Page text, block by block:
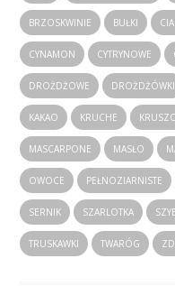
BRZOSKWINIE BUŁKI
CYNAMON CYTRYNOWE
DROŻDŻOWE DROŻDŻÓWKI
KAKAO KRUCHE
MASCARPONE MASŁO
OWOCE PEŁNOZIARNISTE
SERNIK SZARLOTKA
TRUSKAWKI TWARÓG